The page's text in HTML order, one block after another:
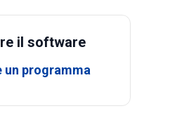
il software
un programma